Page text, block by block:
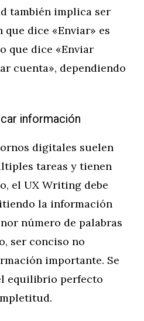
también implica ser
dice «Enviar» es
que dice «Enviar
cuenta», dependiendo
información
digitales suelen
tareas y tienen
el UX Writing debe
la información
número de palabras
ser conciso no
importante. Se
equilibrio perfecto